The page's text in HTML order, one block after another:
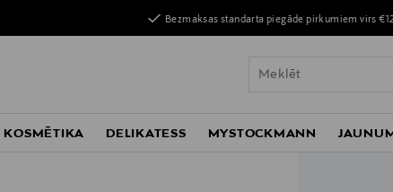
Bezmaksas standarta piegāde pirkumiem virs
KOSMĒTIKA DELIKATESS MYSTOCKMANN